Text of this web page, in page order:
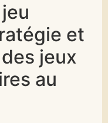
et
jeux
au